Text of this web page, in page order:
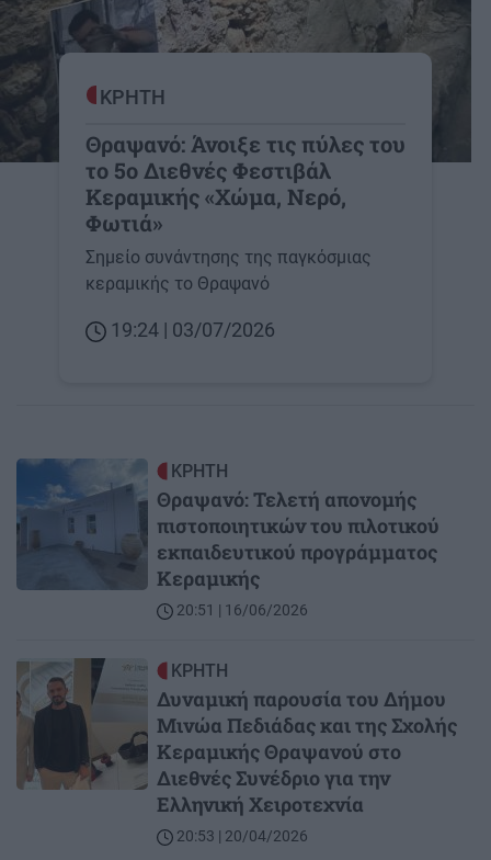
ΚΡΗΤΗ
Θραψανό: Άνοιξε τις πύλες του
το 5ο Διεθνές Φεστιβάλ
Κεραμικής «Χώμα, Νερό,
Φωτιά»
Σημείο συνάντησης της παγκόσμιας
κεραμικής το Θραψανό
19:24 | 03/07/2026
Image ΚΡΗΤΗ
Θραψανό: Τελετή απονομής
πιστοποιητικών του πιλοτικού
εκπαιδευτικού προγράμματος
Κεραμικής
20:51 | 16/06/2026
Image ΚΡΗΤΗ
Δυναμική παρουσία του Δήμου
Μινώα Πεδιάδας και της Σχολής
Κεραμικής Θραψανού στο
Διεθνές Συνέδριο για την
Ελληνική Χειροτεχνία
20:53 | 20/04/2026